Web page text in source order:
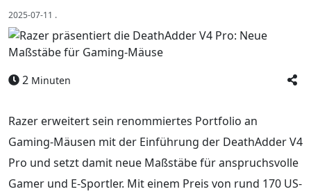
2025-07-11 .
2 Minuten
Razer erweitert sein renommiertes Portfolio an
Gaming-Mäusen mit der Einführung der DeathAdder V4
Pro und setzt damit neue Maßstäbe für anspruchsvolle
Gamer und E-Sportler. Mit einem Preis von rund 170 US-